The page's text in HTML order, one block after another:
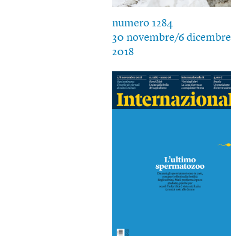
numero 1284
30 novembre/6 dicembre
2018